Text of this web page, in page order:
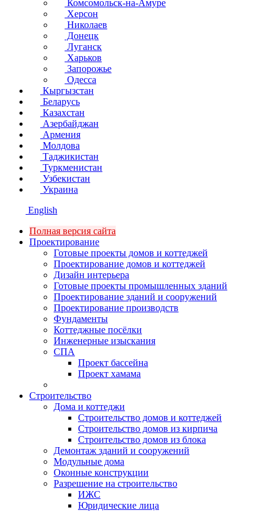
Комсомольск-на-Амуре
Херсон
Николаев
Донецк
Луганск
Харьков
Запорожье
Одесса
Кыргызстан
Беларусь
Казахстан
Азербайджан
Армения
Молдова
Таджикистан
Туркменистан
Узбекистан
Украина
English
Полная версия сайта
Проектирование
Готовые проекты домов и коттеджей
Проектирование домов и коттеджей
Дизайн интерьера
Готовые проекты промышленных зданий
Проектирование зданий и сооружений
Проектирование производств
Фундаменты
Коттеджные посёлки
Инженерные изыскания
СПА
Проект бассейна
Проект хамама
Строительство
Дома и коттеджи
Строительство домов и коттеджей
Строительство домов из кирпича
Строительство домов из блока
Демонтаж зданий и сооружений
Модульные дома
Оконные конструкции
Разрешение на строительство
ИЖС
Юридические лица